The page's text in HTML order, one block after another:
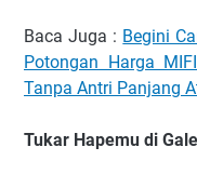
Baca Juga : Begini
Potongan Harga
Tanpa Antri Panjang
Tukar Hapemu di